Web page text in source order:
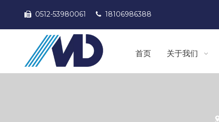
 0512-53980061  18106986388
首页 关于我们